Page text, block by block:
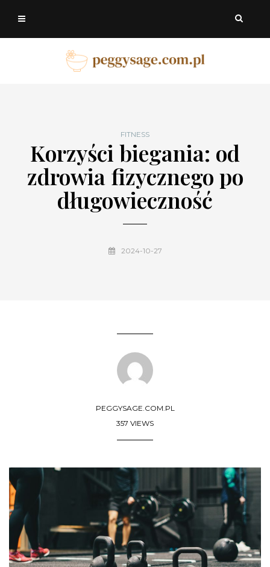
FITNESS
Korzyści biegania: od
zdrowia fizycznego po
długowieczność
2024-10-27
PEGGYSAGE.COM.PL
357 VIEWS